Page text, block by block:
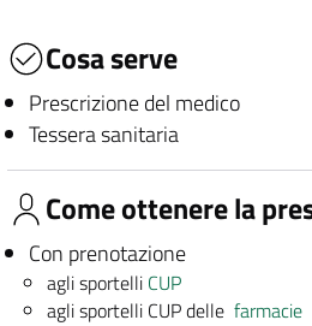
Cosa serve
Prescrizione del medico
Tessera sanitaria
Come ottenere la
Con prenotazione
agli sportelli CUP
agli sportelli CUP dellefarmacie